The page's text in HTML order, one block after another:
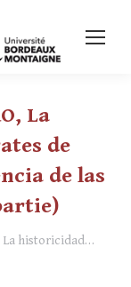
La
de
de las
La historicidad…